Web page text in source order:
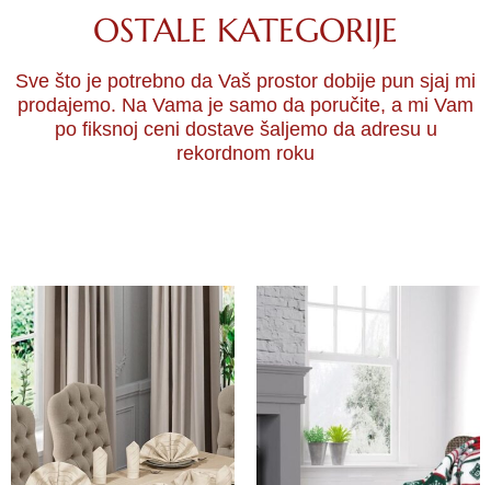
OSTALE KATEGORIJE
Sve što je potrebno da Vaš prostor dobije pun sjaj mi
prodajemo. Na Vama je samo da poručite, a mi Vam
po fiksnoj ceni dostave šaljemo da adresu u
rekordnom roku